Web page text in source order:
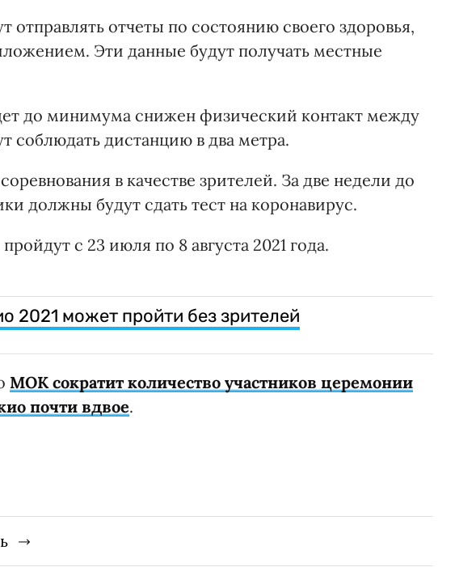
отчеты по состоянию своего здоровья,
Эти данные будут получать местные
до минимума снижен физический контакт между
соблюдать дистанцию в два метра.
в качестве зрителей. За две недели до
должны будут сдать тест на коронавирус.
с 23 июля по 8 августа 2021 года.
2021 может пройти без зрителей
МОК сократит количество участников церемонии
почти вдвое.